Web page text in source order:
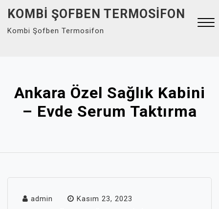
content
KOMBI ŞOFBEN TERMOSIFON
Kombi Şofben Termosifon
Ankara Özel Sağlık Kabini
– Evde Serum Taktırma
admin Kasım 23, 2023